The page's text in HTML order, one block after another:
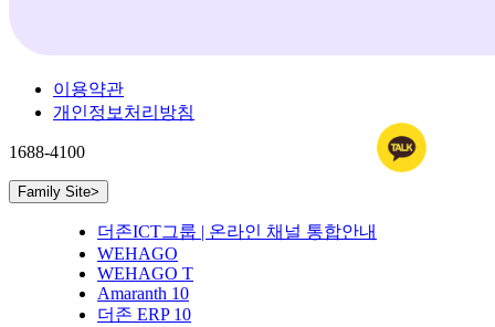
이용약관
개인정보처리방침
1688-4100
Family Site>
더존ICT그룹 | 온라인 채널 통합안내
WEHAGO
WEHAGO T
Amaranth 10
더존 ERP 10